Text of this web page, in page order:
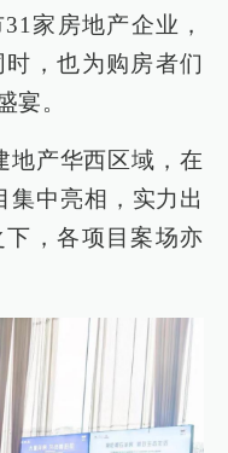
家房地产企业，
，也为购房者们
宴。
地产华西区域，在
集中亮相，实力出
，各项目案场亦